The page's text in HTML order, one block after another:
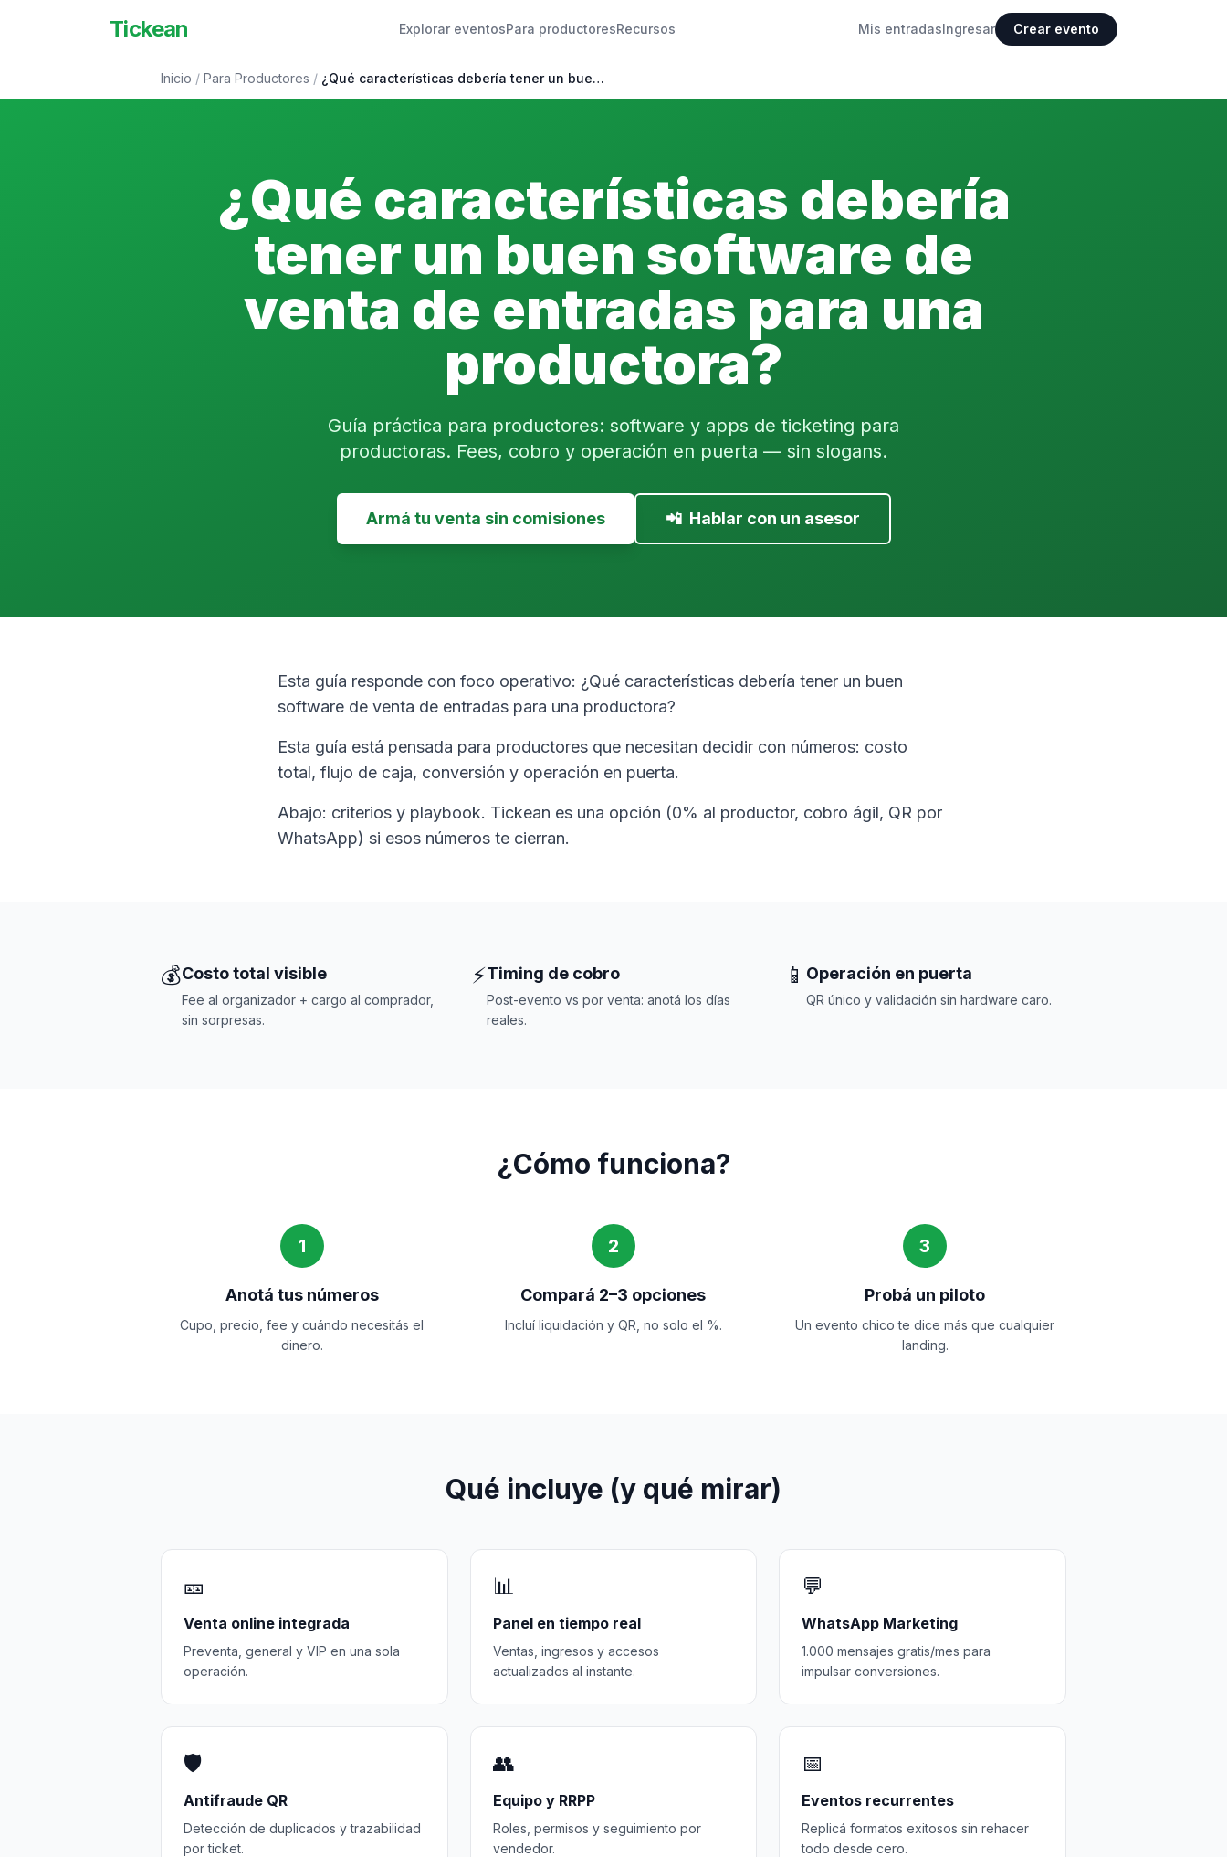
Tickean Explorar eventosPara productoresRecursos Mis entradasIngresar Crear evento
Inicio / Para Productores / ¿Qué características debería tener un bue…
¿Qué características debería
tener un buen software de
venta de entradas para una
productora?
Guía práctica para productores: software y apps de ticketing para
productoras. Fees, cobro y operación en puerta — sin slogans.
Armá tu venta sin comisiones 📲 Hablar con un asesor
Esta guía responde con foco operativo: ¿Qué características debería tener un buen
software de venta de entradas para una productora?
Esta guía está pensada para productores que necesitan decidir con números: costo
total, flujo de caja, conversión y operación en puerta.
Abajo: criterios y playbook. Tickean es una opción (0% al productor, cobro ágil, QR por
WhatsApp) si esos números te cierran.
💰Costo total visible
Fee al organizador + cargo al comprador,
sin sorpresas.
⚡Timing de cobro
Post-evento vs por venta: anotá los días
reales.
📱 Operación en puerta
QR único y validación sin hardware caro.
¿Cómo funciona?
1
Anotá tus números
Cupo, precio, fee y cuándo necesitás el
dinero.
2
Compará 2–3 opciones
Incluí liquidación y QR, no solo el %.
3
Probá un piloto
Un evento chico te dice más que cualquier
landing.
Qué incluye (y qué mirar)
🎫
Venta online integrada
Preventa, general y VIP en una sola
operación.
📊
Panel en tiempo real
Ventas, ingresos y accesos
actualizados al instante.
💬
WhatsApp Marketing
1.000 mensajes gratis/mes para
impulsar conversiones.
🛡️
Antifraude QR
Detección de duplicados y trazabilidad
por ticket.
👥
Equipo y RRPP
Roles, permisos y seguimiento por
vendedor.
📅
Eventos recurrentes
Replicá formatos exitosos sin rehacer
todo desde cero.